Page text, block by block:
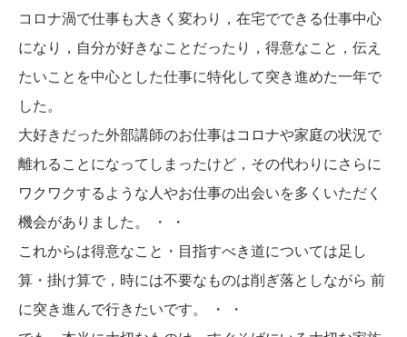
コロナ渦で仕事も大きく変わり，在宅でできる仕事中心
になり，自分が好きなことだったり，得意なこと，伝え
たいことを中心とした仕事に特化して突き進めた一年で
した。
大好きだった外部講師のお仕事はコロナや家庭の状況で
離れることになってしまったけど，その代わりにさらに
ワクワクするような人やお仕事の出会いを多くいただく
機会がありました。 ・ ・
これからは得意なこと・目指すべき道については足し
算・掛け算で，時には不要なものは削ぎ落としながら 前
に突き進んで行きたいです。 ・ ・